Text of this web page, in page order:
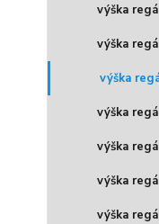
výška
výška
výška
výška
výška
výška
výška